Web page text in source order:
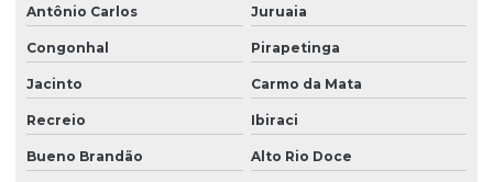
Antônio Carlos Juruaia
Congonhal Pirapetinga
Jacinto Carmo da Mata
Recreio Ibiraci
Bueno Brandão Alto Rio Doce